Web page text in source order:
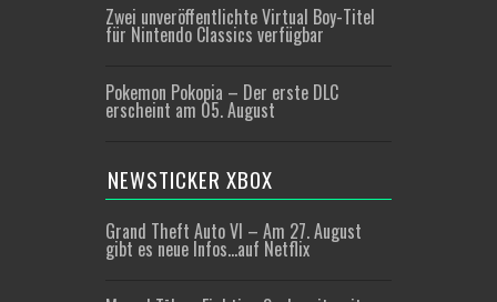
Zwei unveröffentlichte Virtual Boy-Titel
für Nintendo Classics verfügbar
Pokemon Pokopia – Der erste DLC
erscheint am 05. August
NEWSTICKER XBOX
Grand Theft Auto VI – Am 27. August
gibt es neue Infos…auf Netflix